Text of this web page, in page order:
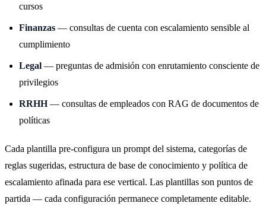
cursos
Finanzas — consultas de cuenta con escalamiento sensible al
cumplimiento
Legal — preguntas de admisión con enrutamiento consciente de
privilegios
RRHH— consultas de empleados con RAG de documentos de
políticas
Cada plantilla pre-configura un prompt del sistema, categorías de
reglas sugeridas, estructura de base de conocimiento y política de
escalamiento afinada para ese vertical. Las plantillas son puntos de
partida — cada configuración permanece completamente editable.